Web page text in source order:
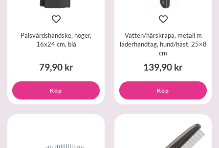
Pälsvårdshandske, höger,
16x24 cm, blå
79,90 kr
Köp
Vatten/hårskrapa, metall m
läderhandtag, hund/häst, 25×8
cm
139,90 kr
Köp